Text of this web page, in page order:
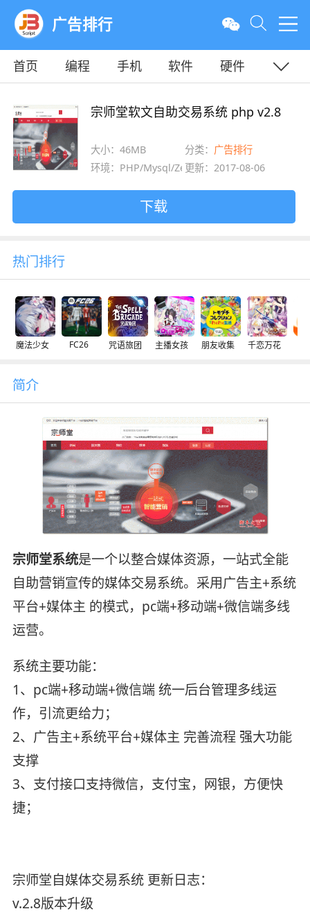
广告排行
首页 编程 手机 软件
硬件
宗师堂软文自助交易系统 php v2.8
大小：46MB 分类： 广告排行
环境：PHP/Mysql/Zend更新：2017-08-06
下载
热门排行
魔法少女 FC26 咒语旅团 主播女孩 朋友收集 千恋万花
简介
宗师堂系统是一个以整合媒体资源，一站式全能
自助营销宣传的媒体交易系统。采用广告主+系统
平台+媒体主 的模式，pc端+移动端+微信端多线
运营。
系统主要功能：
1、pc端+移动端+微信端 统一后台管理多线运
作，引流更给力；
2、广告主+系统平台+媒体主 完善流程 强大功能
支撑
3、支付接口支持微信，支付宝，网银，方便快
捷；
宗师堂自媒体交易系统 更新日志：
v.2.8版本升级